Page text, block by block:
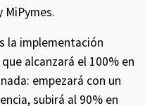
la implementación
alcanzará el 100% en
empezará con un
subirá al 90% en